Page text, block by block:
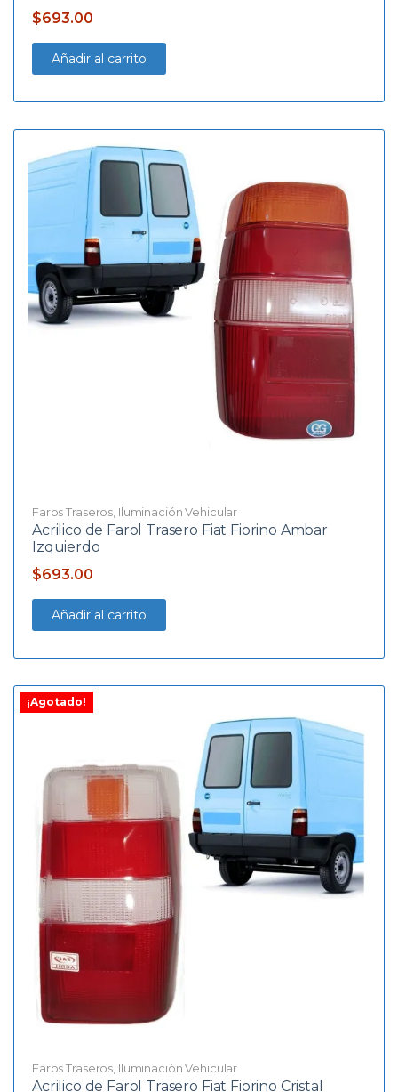
$693.00
Añadir al carrito
Faros Traseros Iluminación Vehicular
Acrilico de Farol Trasero Fiat Fiorino Ambar
Izquierdo
$693.00
Añadir al carrito
¡Agotado!
Faros Traseros Iluminación Vehicular
Acrilico de Farol Trasero Fiat Fiorino Cristal